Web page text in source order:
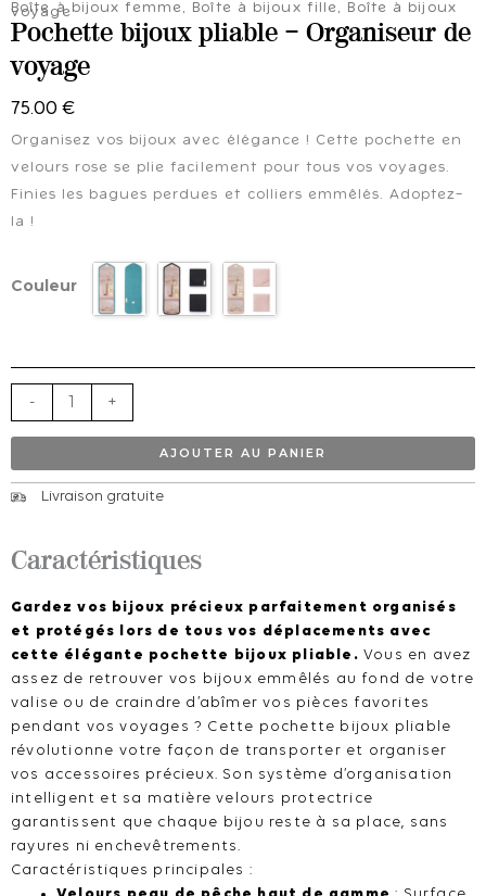
Boîte à bijoux femme , Boîte à bijoux fille , Boîte à bijoux
voyage
Pochette bijoux pliable – Organiseur de
voyage
75.00 €
Organisez vos bijoux avec élégance ! Cette pochette en
velours rose se plie facilement pour tous vos voyages.
Finies les bagues perdues et colliers emmêlés. Adoptez-
la !
Couleur
-
de
pliable
Organiseur
voyage
+
AJOUTER AU PANIER
Livraison gratuite
Caractéristiques
Gardez vos bijoux précieux parfaitement organisés
et protégés lors de tous vos déplacements avec
cette élégante pochette bijoux pliable. Vous en avez
assez de retrouver vos bijoux emmêlés au fond de votre
valise ou de craindre d’abîmer vos pièces favorites
pendant vos voyages ? Cette pochette bijoux pliable
révolutionne votre façon de transporter et organiser
vos accessoires précieux. Son système d’organisation
intelligent et sa matière velours protectrice
garantissent que chaque bijou reste à sa place, sans
rayures ni enchevêtrements.
Caractéristiques principales :